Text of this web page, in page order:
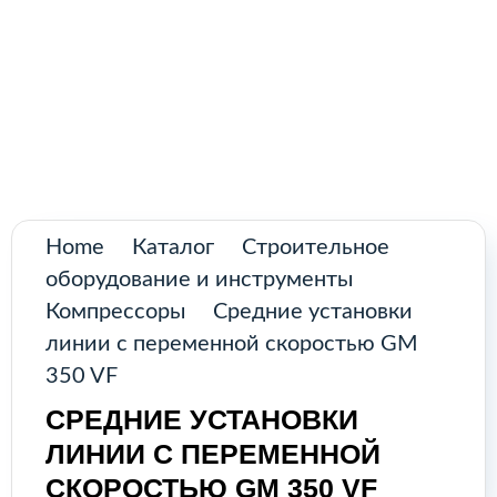
О нас
Контакты
Возобновляемые источники
Home Каталог
Строительное
оборудование и инструменты
Компрессоры
Средние установки
линии с переменной скоростью GM
350 VF
СРЕДНИЕ УСТАНОВКИ
ЛИНИИ С ПЕРЕМЕННОЙ
СКОРОСТЬЮ GM 350 VF